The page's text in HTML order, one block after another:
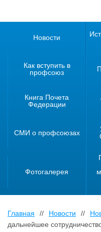
Новости
Как вступить в
профсоюз
Книга Почета
Федерации
СМИ о профсоюзах
Фотогалерея
Главная // Новости //
дальнейшее